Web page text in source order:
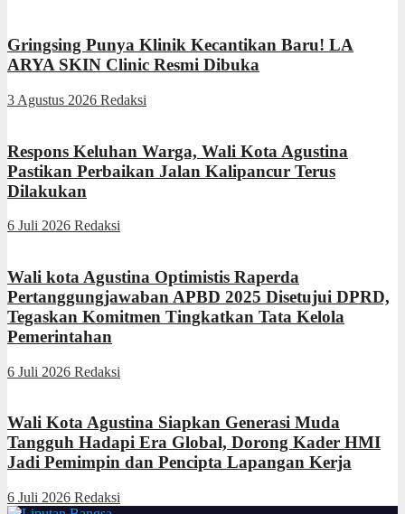
Gringsing Punya Klinik Kecantikan Baru! LA
ARYA SKIN Clinic Resmi Dibuka
3 Agustus 2026 Redaksi
Respons Keluhan Warga, Wali Kota Agustina
Pastikan Perbaikan Jalan Kalipancur Terus
Dilakukan
6 Juli 2026 Redaksi
Wali kota Agustina Optimistis Raperda
Pertanggungjawaban APBD 2025 Disetujui DPRD,
Tegaskan Komitmen Tingkatkan Tata Kelola
Pemerintahan
6 Juli 2026 Redaksi
Wali Kota Agustina Siapkan Generasi Muda
Tangguh Hadapi Era Global, Dorong Kader HMI
Jadi Pemimpin dan Pencipta Lapangan Kerja
6 Juli 2026 Redaksi